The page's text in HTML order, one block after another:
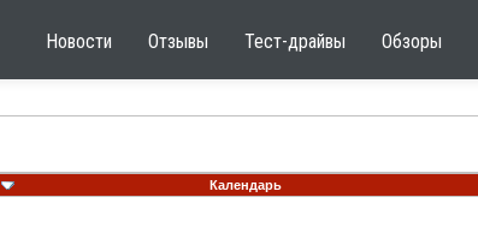
Новости Отзывы Тест-драйвы Обзоры
Календарь